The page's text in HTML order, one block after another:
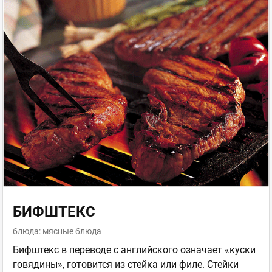
БИФШТЕКС
блюда: мясные блюда
Бифштекс в переводе с английского означает «куски
говядины», готовится из стейка или филе. Стейки